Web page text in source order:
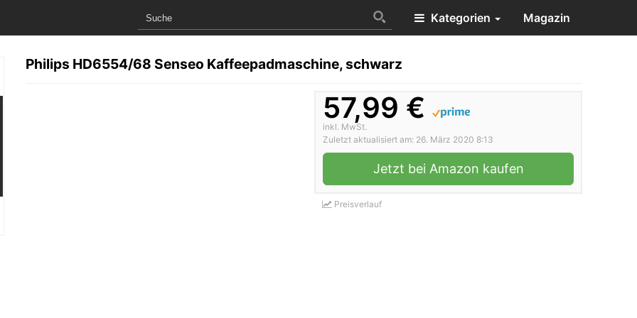
Kategorien Magazin
Philips HD6554/68 Senseo Kaffeepadmaschine, schwarz
57,99 €
inkl. MwSt.
Zuletzt aktualisiert am: 26. März 2020 8:13
Jetzt bei Amazon kaufen
Preisverlauf